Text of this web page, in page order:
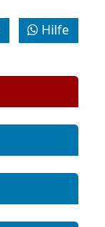
Hilfe